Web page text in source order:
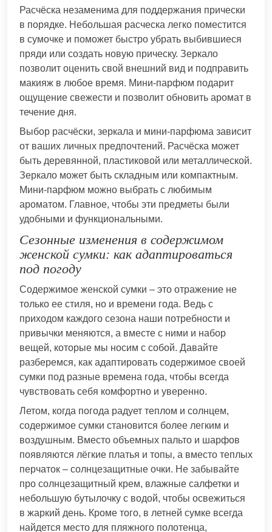
Расчёска незаменима для поддержания прически
в порядке. Небольшая расческа легко поместится
в сумочке и поможет быстро убрать выбившиеся
пряди или создать новую прическу. Зеркало
позволит оценить свой внешний вид и подправить
макияж в любое время. Мини-парфюм подарит
ощущение свежести и позволит обновить аромат в
течение дня.
Выбор расчёски, зеркала и мини-парфюма зависит
от ваших личных предпочтений. Расчёска может
быть деревянной, пластиковой или металлической.
Зеркало может быть складным или компактным.
Мини-парфюм можно выбрать с любимым
ароматом. Главное, чтобы эти предметы были
удобными и функциональными.
Сезонные изменения в содержимом
женской сумки: как адаптироваться
под погоду
Содержимое женской сумки – это отражение не
только ее стиля, но и времени года. Ведь с
приходом каждого сезона наши потребности и
привычки меняются, а вместе с ними и набор
вещей, которые мы носим с собой. Давайте
разберемся, как адаптировать содержимое своей
сумки под разные времена года, чтобы всегда
чувствовать себя комфортно и уверенно.
Летом, когда погода радует теплом и солнцем,
содержимое сумки становится более легким и
воздушным. Вместо объемных пальто и шарфов
появляются лёгкие платья и топы, а вместо теплых
перчаток – солнцезащитные очки. Не забывайте
про солнцезащитный крем, влажные салфетки и
небольшую бутылочку с водой, чтобы освежиться
в жаркий день. Кроме того, в летней сумке всегда
найдется место для пляжного полотенца,